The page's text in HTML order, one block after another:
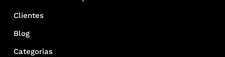
Clientes
Blog
Categorias